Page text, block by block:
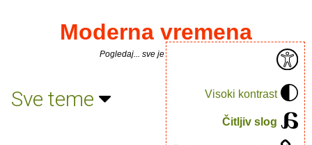
Visoki kontrast
Čitljiv slog
Moderna vremena
Pogledaj... sve je puno knjiga.
Sve teme